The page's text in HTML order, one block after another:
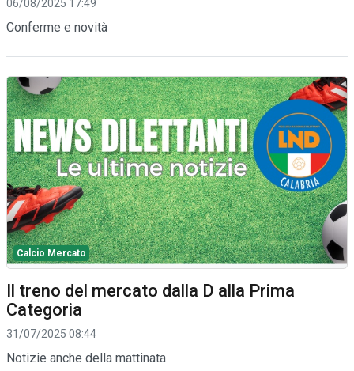
06/08/2025 17:49
Conferme e novità
Calcio Mercato
Il treno del mercato dalla D alla Prima
Categoria
31/07/2025 08:44
Notizie anche della mattinata